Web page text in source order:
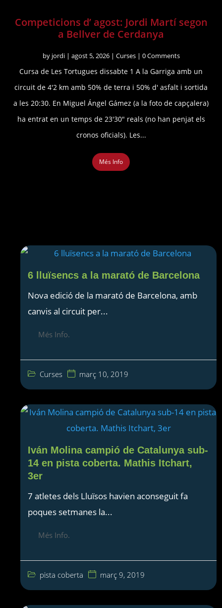
Competicions d’ agost: Jordi Martí segon
a Bellver de Cerdanya
by jordi| agost 5, 2026| Curses| 0 Comments
Cursa de Les Tortugues dissabte 1 A la Garriga amb un
circuit de 4'2 km amb 50% de terra i 50% d' asfalt i sortida
a les 20:30. En Miguel Ángel Gámez (a la foto de capçalera)
ha entrat en un temps de 23'30" reals (no han penjat els
cronos oficials). Les...
Més Info
6 lluïsencs a la marató de Barcelona
Curses març 10, 2019
Nova edició de la marató de Barcelona, amb
canvis al circuit per...
Més Info.
Iván Molina campió de Catalunya sub-
14 en pista coberta. Mathis Itchart,
3er
pista coberta març 9, 2019
7 atletes dels Lluïsos havien aconseguit fa
poques setmanes la...
Més Info.